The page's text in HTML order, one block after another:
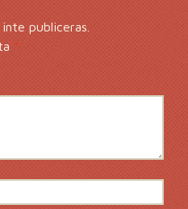
publiceras.
*